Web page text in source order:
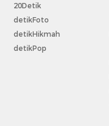
20Detik
detikFoto
detikHikmah
detikPop